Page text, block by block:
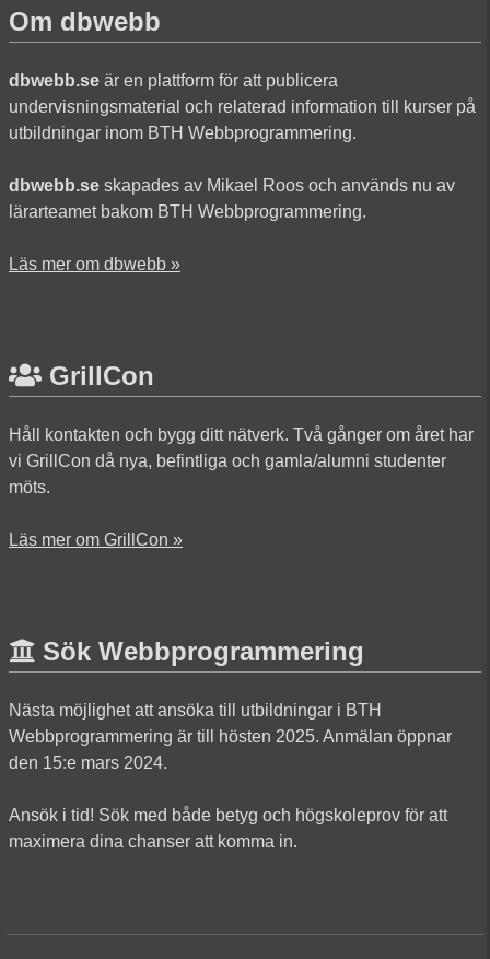
Om dbwebb
dbwebb.seär en plattform för att publicera
undervisningsmaterial och relaterad information till kurser på
utbildningar inom BTH Webbprogrammering.
dbwebb.seskapades av Mikael Roos och används nu av
lärarteamet bakom BTH Webbprogrammering.
Läs mer om dbwebb »
GrillCon
Håll kontakten och bygg ditt nätverk. Två gånger om året har
vi GrillCon då nya, befintliga och gamla/alumni studenter
möts.
Läs mer om GrillCon »
Sök Webbprogrammering
Nästa möjlighet att ansöka till utbildningar i BTH
Webbprogrammering är till hösten 2025. Anmälan öppnar
den 15:e mars 2024.
Ansök i tid! Sök med både betyg och högskoleprov för att
maximera dina chanser att komma in.